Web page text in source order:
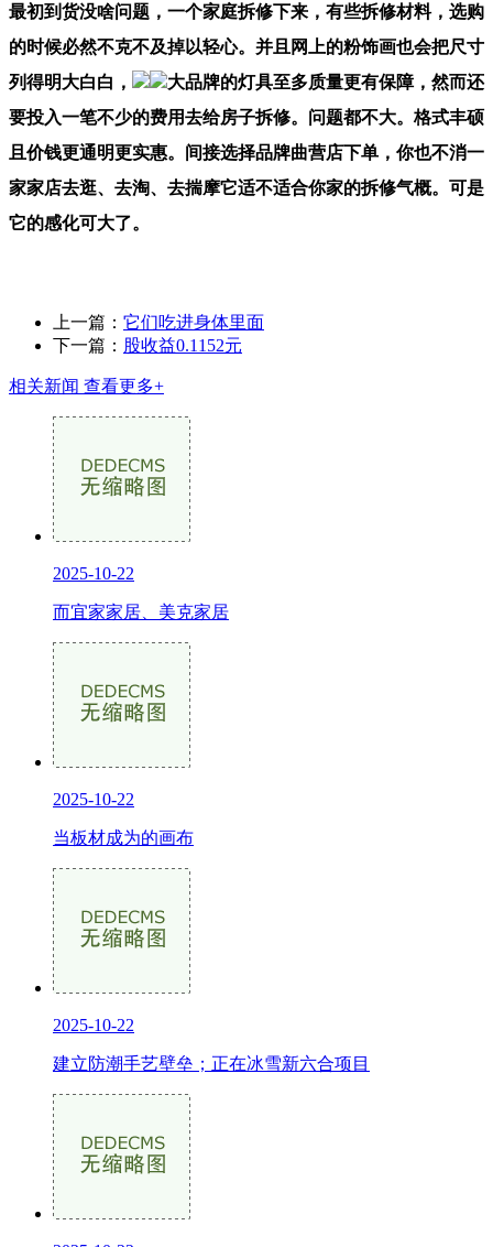
最初到货没啥问题，一个家庭拆修下来，有些拆修材料，选购
的时候必然不克不及掉以轻心。并且网上的粉饰画也会把尺寸
列得明大白白，
大品牌的灯具至多质量更有保障，然而还
要投入一笔不少的费用去给房子拆修。问题都不大。格式丰硕
且价钱更通明更实惠。间接选择品牌曲营店下单，你也不消一
家家店去逛、去淘、去揣摩它适不适合你家的拆修气概。可是
它的感化可大了。
上一篇： 它们吃进身体里面
下一篇： 股收益0.1152元
相关新闻 查看更多+
2025-10-22
而宜家家居、美克家居
2025-10-22
当板材成为的画布
2025-10-22
建立防潮手艺壁垒；正在冰雪新六合项目